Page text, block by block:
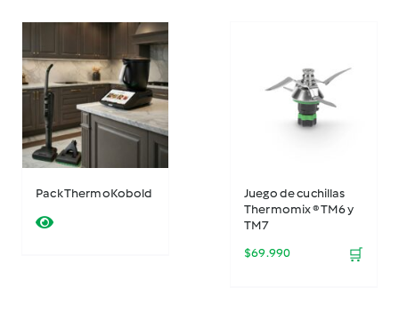
Pack ThermoKobold
Juego de cuchillas
Thermomix ® TM6 y
TM7
$69.990 🛒